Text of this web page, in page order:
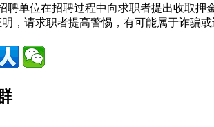
聘单位在招聘过程中向求职者提出收取押
，请求职者提高警惕，有可能属于诈骗或